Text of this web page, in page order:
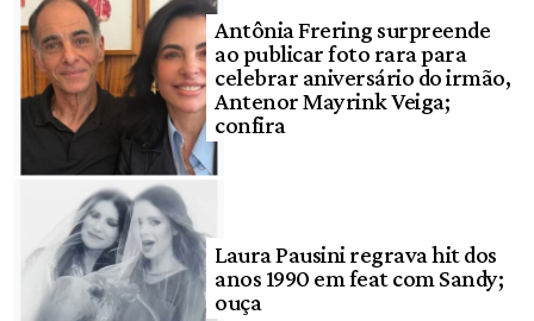
Antônia Frering surpreende
ao publicar foto rara para
celebrar aniversário do irmão,
Antenor Mayrink Veiga;
confira
Laura Pausini regrava hit dos
anos 1990 em feat com Sandy;
ouça